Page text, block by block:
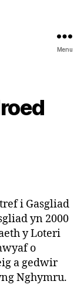
Menu
i Gasgliad
yn 2000
y Loteri
o
a gedwir
Nghymru.